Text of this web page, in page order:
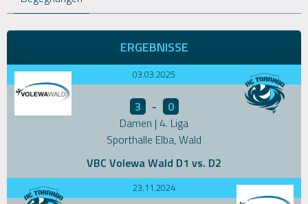
ERGEBNISSE
03.03.2025
3 -
0
Damen | 4. Liga
Sporthalle Elba, Wald
VBC Volewa Wald D1 vs. D2
23.11.2024